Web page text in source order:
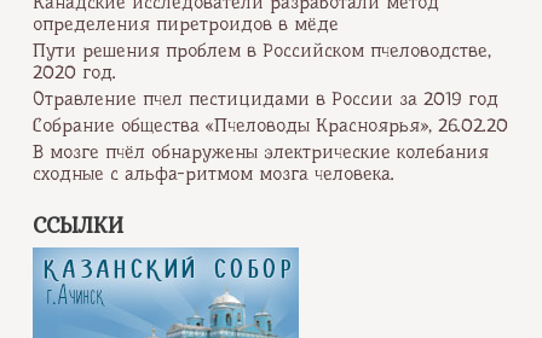
определения пиретроидов в мёде
Пути решения проблем в Российском пчеловодстве,
2020 год.
Отравление пчел пестицидами в России за 2019 год
Собрание общества «Пчеловоды Красноярья», 26.02.20
В мозге пчёл обнаружены электрические колебания
сходные с альфа-ритмом мозга человека.
ССЫЛКИ